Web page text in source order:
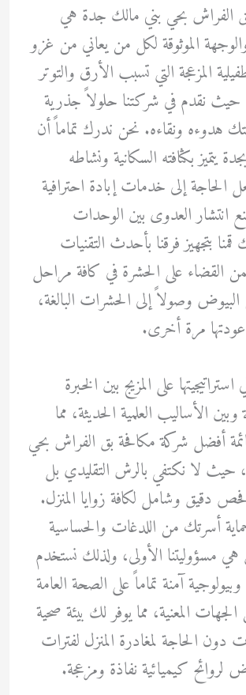
الفراش بحي بني مالك جدة هي
الموثوقة لكل من يعاني من غزو
المزعجة التي تسبب الأرق والتوتر
حيث نقدم في شركتنا حلولاً جذرية
هدوءه ونقاءه. نحن ندرك تماماً أن
يتميز بكثافته السكانية ونشاطه
الحاجة إلى خدمات إبادة احترافية
انتشار العدوى بين الوحدات
بتجهيز فرقنا بأحدث التقنيات
القضاء على الحشرة في كافة مراحل
البيوض وصولاً إلى الحشرات البالغة،
مرة أخرى.
على المزيج بين الخبرة
وبين الأساليب العلمية الحديثة، مما
أفضل شركة مكافحة بق الفراش بحي
حيث لا نكتفي بالرش التقليدي بل
دقيق وشامل لكافة زوايا المنزل.
أسرتك من اللدغات والحساسية
هي مسؤوليتنا الأولى، ولذلك نستخدم
آمنة تماماً على الصحة العامة
المعنية، مما يوفر لك بيئة صحية
دون الحاجة لمغادرة المنزل لفترات
لروائح كيميائية نفاذة ومزعجة.